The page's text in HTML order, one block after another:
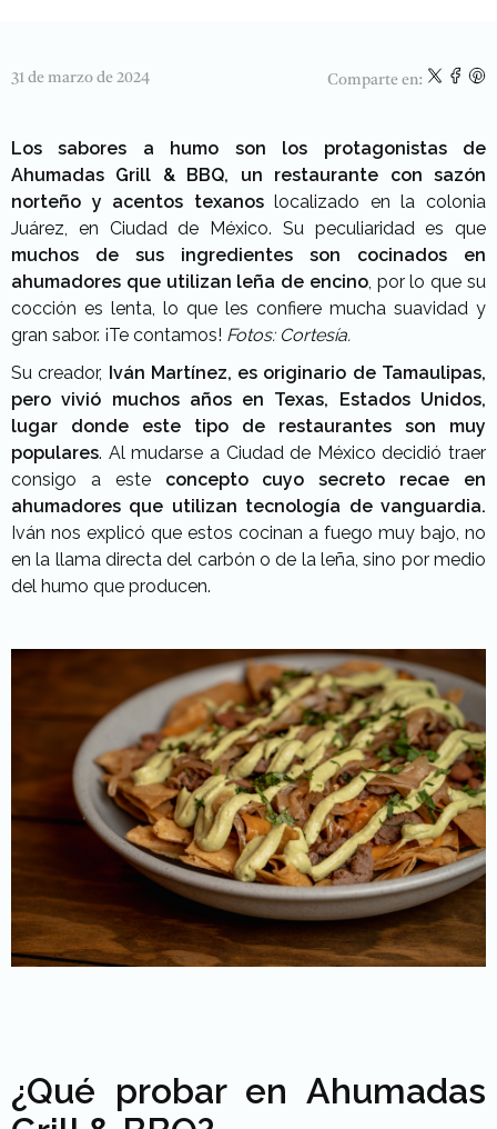
31 de marzo de 2024 Comparte en:
Los sabores a humo son los protagonistas de
Ahumadas Grill & BBQ, un restaurante con sazón
norteño y acentos texanoslocalizado en la colonia
Juárez, en Ciudad de México. Su peculiaridad es que
muchos de sus ingredientes son cocinados en
ahumadores que utilizan leña de encino, por lo que su
cocción es lenta, lo que les confiere mucha suavidad y
gran sabor. ¡Te contamos! Fotos: Cortesía.
Su creador, Iván Martínez, es originario de Tamaulipas,
pero vivió muchos años en Texas, Estados Unidos,
lugar donde este tipo de restaurantes son muy
populares. Al mudarse a Ciudad de México decidió traer
consigo a este concepto cuyo secreto recae en
ahumadores que utilizan tecnología de vanguardia.
Iván nos explicó que estos cocinan a fuego muy bajo, no
en la llama directa del carbón o de la leña, sino por medio
del humo que producen.
¿Qué probar en Ahumadas